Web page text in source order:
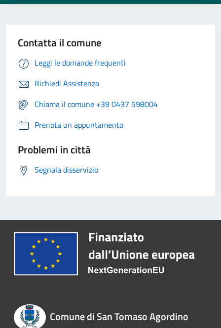
Contatta il comune
Leggi le domande frequenti
Richiedi Assistenza
Chiama il comune +39 0437 598004
Prenota un appuntamento
Problemi in città
Segnala disservizio
Comune di San Tomaso Agordino